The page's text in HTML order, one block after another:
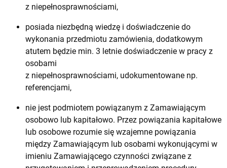
z niepełnosprawnościami,
posiada niezbędną wiedzę i doświadczenie do
wykonania przedmiotu zamówienia, dodatkowym
atutem będzie min. 3 letnie doświadczenie w pracy z
osobami
z niepełnosprawnościami, udokumentowane np.
referencjami,
nie jest podmiotem powiązanym z Zamawiającym
osobowo lub kapitałowo. Przez powiązania kapitałowe
lub osobowe rozumie się wzajemne powiązania
między Zamawiającym lub osobami wykonującymi w
imieniu Zamawiającego czynności związane z